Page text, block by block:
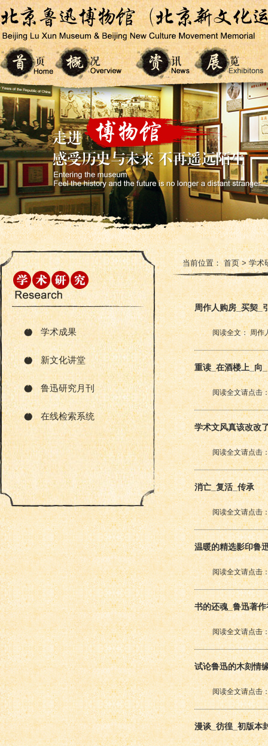
学术成果
新文化讲堂
鲁迅研究月刊
在线检索系统
当前位置：首页>学术
周作人购房_买契
阅读全文： 周作
重读_在酒楼上_
阅读全文请点击
学术文风真该改
阅读全文请点击
消亡_复活_传承
阅读全文请点击
温暖的精选影印
阅读全文请点击
书的还魂_鲁迅著
阅读全文请点击
试论鲁迅的木刻
阅读全文请点击
漫谈_彷徨_初版